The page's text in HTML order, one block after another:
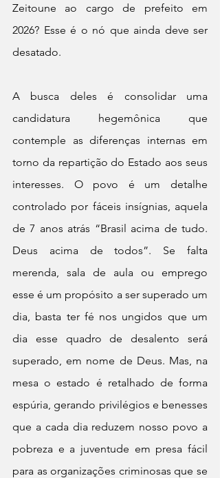
Zeitoune ao cargo de prefeito em
2026? Esse é o nó que ainda deve ser
desatado.
A busca deles é consolidar uma
candidatura hegemônica que
contemple as diferenças internas em
torno da repartição do Estado aos seus
interesses. O povo é um detalhe
controlado por fáceis insígnias, aquela
de 7 anos atrás “Brasil acima de tudo.
Deus acima de todos”. Se falta
merenda, sala de aula ou emprego
esse é um propósito a ser superado um
dia, basta ter fé nos ungidos que um
dia esse quadro de desalento será
superado, em nome de Deus. Mas, na
mesa o estado é retalhado de forma
espúria, gerando privilégios e benesses
que a cada dia reduzem nosso povo a
pobreza e a juventude em presa fácil
para as organizações criminosas que se